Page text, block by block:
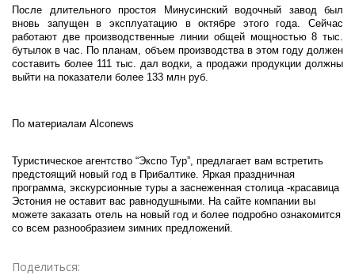
После длительного простоя Минусинский водочный завод был
вновь запущен в эксплуатацию в октябре этого года. Сейчас
работают две производственные линии общей мощностью 8 тыс.
бутылок в час. По планам, объем производства в этом году должен
составить более 111 тыс. дал водки, а продажи продукции должны
выйти на показатели более 133 млн руб.
По материалам Аlconews
Туристическое агентство “Экспо Тур”, предлагает вам встретить
предстоящий новый год в Прибалтике. Яркая праздничная
программа, экскурсионные туры а заснеженная столица -красавица
Эстония не оставит вас равнодушными. На сайте компании вы
можете заказать отель на новый год и более подробно ознакомится
со всем разнообразием зимних предложений.
Поделиться: